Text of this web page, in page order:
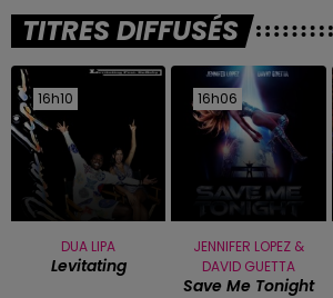
TITRES DIFFUSÉS
16h10
16h10
DUA LIPA
Levitating
16h06
16h06
JENNIFER LOPEZ &
DAVID GUETTA
Save Me Tonight